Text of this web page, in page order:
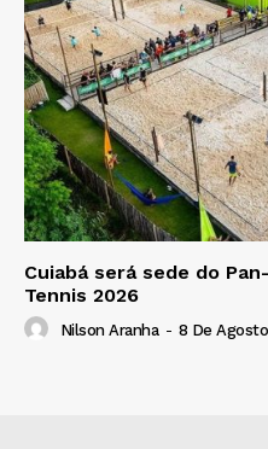
Cuiabá será sede do
Tennis 2026
Nilson Aranha - 8 De